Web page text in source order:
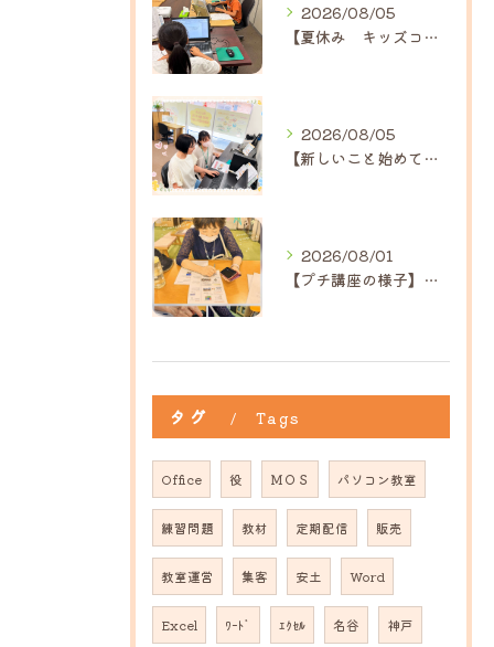
2026/08/05
【夏休み キッズコース】｜ひだまり近江八幡教室
2026/08/05
【新しいこと始めてみませんか？】ひだまり高島教室
2026/08/01
【プチ講座の様子】ひだまり三田教室
タグ Tags
Office 役 ＭＯＳ パソコン教室
練習問題 教材 定期配信 販売
教室運営 集客 安土 Word
Excel ﾜｰﾄﾞ ｴｸｾﾙ 名谷 神戸